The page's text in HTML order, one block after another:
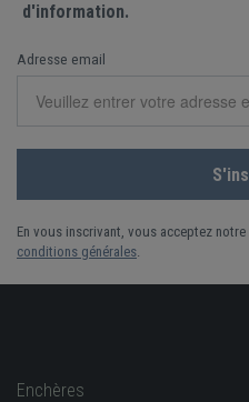
d'information.
Adresse email
En vous inscrivant, vous acceptez notre
conditions générales.
Enchères